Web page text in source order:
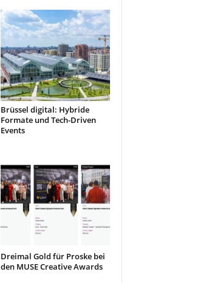
Brüssel digital: Hybride
Formate und Tech-Driven
Events
Dreimal Gold für Proske bei
den MUSE Creative Awards